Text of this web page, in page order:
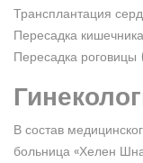
Трансплантация
Пересадка
Пересадка роговицы
В состав
больница «Хелен